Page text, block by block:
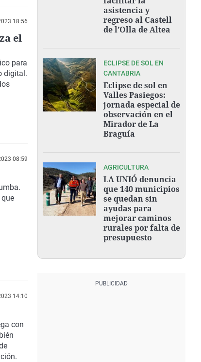
18:56
el
para
digital.
08:59
14:10
con
asistencia y
regreso al Castell
de l’Olla de Altea
ECLIPSE DE SOL EN
CANTABRIA
Eclipse de sol en
Valles Pasiegos:
jornada especial de
observación en el
Mirador de La
Braguía
AGRICULTURA
LA UNIÓ denuncia
que 140 municipios
se quedan sin
ayudas para
mejorar caminos
rurales por falta de
presupuesto